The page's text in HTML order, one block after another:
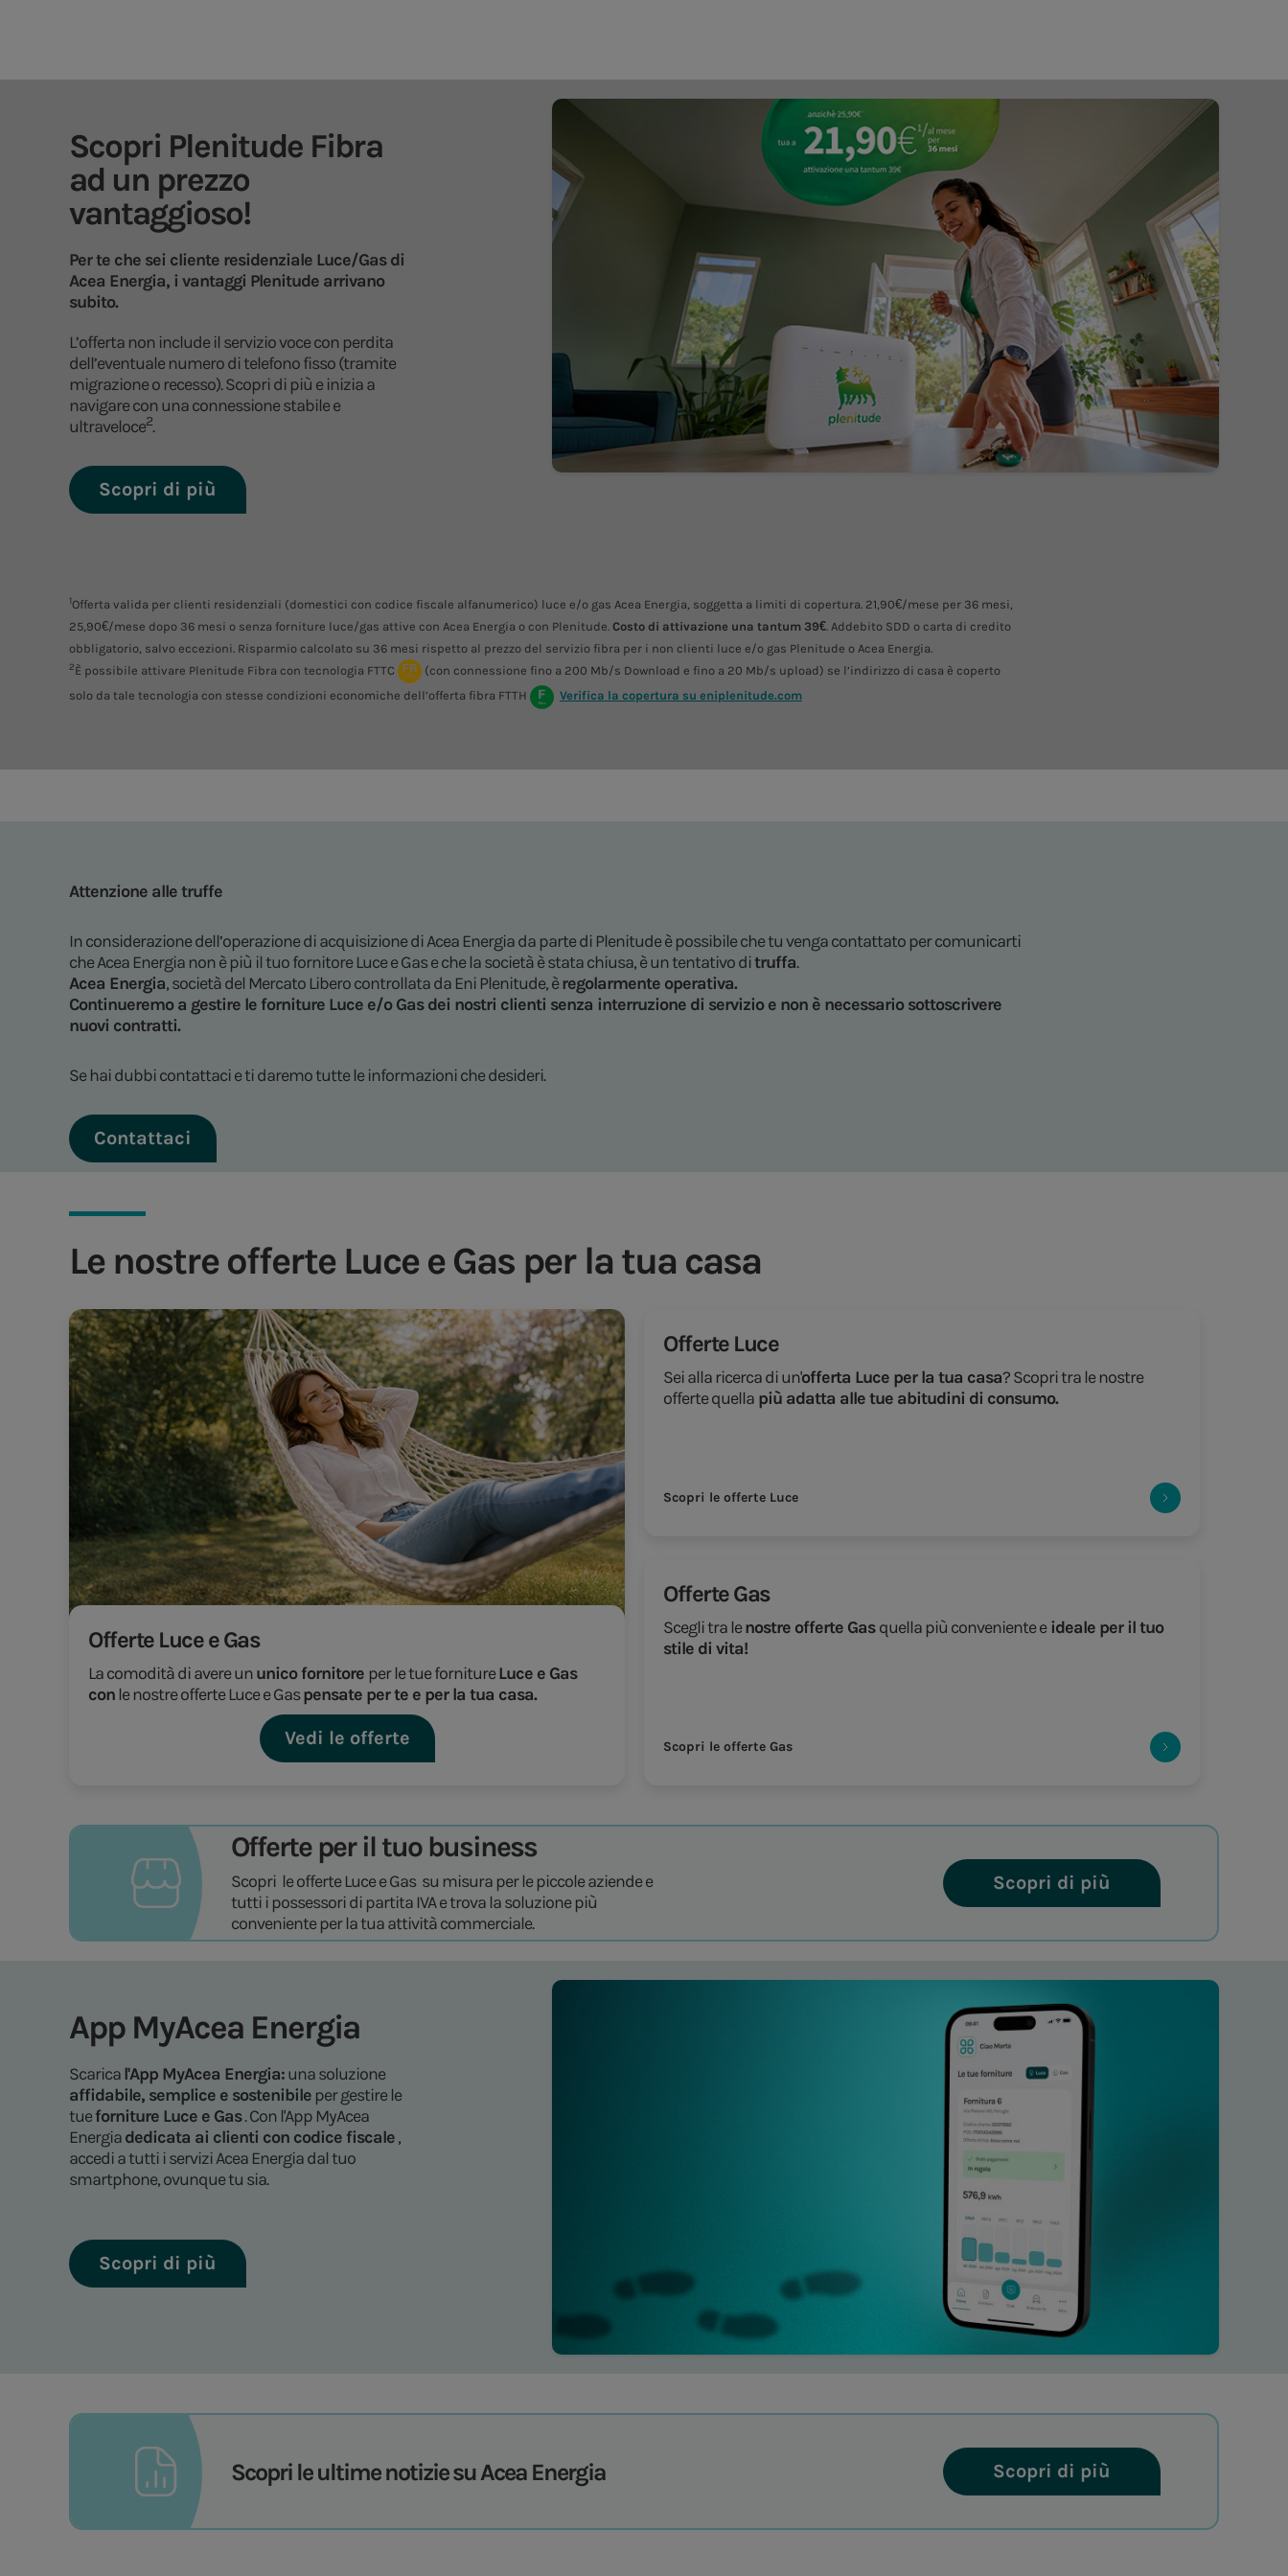
Scopri Plenitude Fibra
ad un prezzo
vantaggioso!
Per te che sei cliente residenziale Luce/Gas di
Acea Energia, i vantaggi Plenitude arrivano
subito.
L’offerta non include il servizio voce con perdita
dell’eventuale numero di telefono fisso (tramite
migrazione o recesso). Scopri di più e inizia a
navigare con una connessione stabile e
ultraveloce2.
Scopri di più
1Offerta valida per clienti residenziali (domestici con codice fiscale alfanumerico) luce e/o gas Acea Energia, soggetta a limiti di copertura. 21,90€/mese per 36 mesi,
25,90€/mese dopo 36 mesi o senza forniture luce/gas attive con Acea Energia o con Plenitude. Costo di attivazione una tantum 39€. Addebito SDD o carta di credito
obbligatorio, salvo eccezioni. Risparmio calcolato su 36 mesi rispetto al prezzo del servizio fibra per i non clienti luce e/o gas Plenitude o Acea Energia.
2È possibile attivare Plenitude Fibra con tecnologia FTTC
(con connessione fino a 200 Mb/s Download e fino a 20 Mb/s upload) se l’indirizzo di casa è coperto
solo da tale tecnologia con stesse condizioni economiche dell’offerta fibra FTTH
Verifica la copertura su eniplenitude.com
Attenzione alle truffe
In considerazione dell’operazione di acquisizione di Acea Energia da parte di Plenitude è possibile che tu venga contattato per comunicarti
che Acea Energia non è più il tuo fornitore Luce e Gas e che la società è stata chiusa, è un tentativo ditruffa.
Acea Energia, società del Mercato Libero controllata da Eni Plenitude, èregolarmente operativa.
Continueremo a gestire le forniture Luce e/o Gas dei nostri clienti senza interruzione di servizioe non è necessario sottoscrivere
nuovi contratti.
Se hai dubbi contattaci e ti daremo tutte le informazioni che desideri.
Contattaci
Le nostre offerte Luce e Gas per la tua casa
Offerte Luce e Gas
La comodità di avere ununico fornitore per le tue fornitureLuce e Gas
con le nostre offerte Luce e Gaspensate per te e per la tua casa.
Vedi le offerte
Offerte Luce
Sei alla ricerca di un'offerta Luce per la tua casa? Scopri tra le nostre
offerte quella più adatta alle tue abitudini di consumo.
Scopri le offerte Luce
Offerte Gas
Scegli tra lenostre offerte Gasquella più conveniente eideale per il tuo
stile di vita!
Scopri le offerte Gas
Offerte per il tuo business
Scopri le offerte Luce e Gas su misura per le piccole aziende e
tutti i possessori di partita IVA e trova la soluzione più
conveniente per la tua attività commerciale.
Scopri di più
App MyAcea Energia
Scarical'App MyAcea Energia:una soluzione
affidabile, semplice e sostenibile per gestire le
tueforniture Luce e Gas. Con l'App MyAcea
Energiadedicata ai clienti con codice fiscale,
accedi a tutti i servizi Acea Energia dal tuo
smartphone, ovunque tu sia.
Scopri di più
Scopri le ultime notizie su Acea Energia Scopri di più